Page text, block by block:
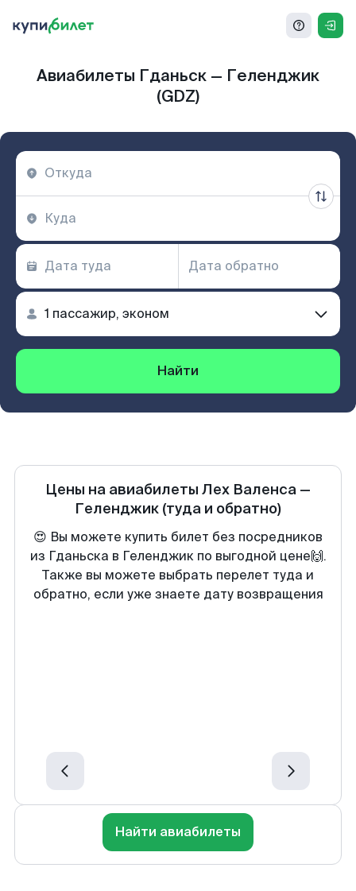
Авиабилеты Гданьск — Геленджик
(GDZ)
Найти
Цены на авиабилеты Лех Валенса —
Геленджик (туда и обратно)
😍 Вы можете купить билет без посредников
из Гданьска в Геленджик по выгодной цене🙌.
Также вы можете выбрать перелет туда и
обратно, если уже знаете дату возвращения
Найти авиабилеты